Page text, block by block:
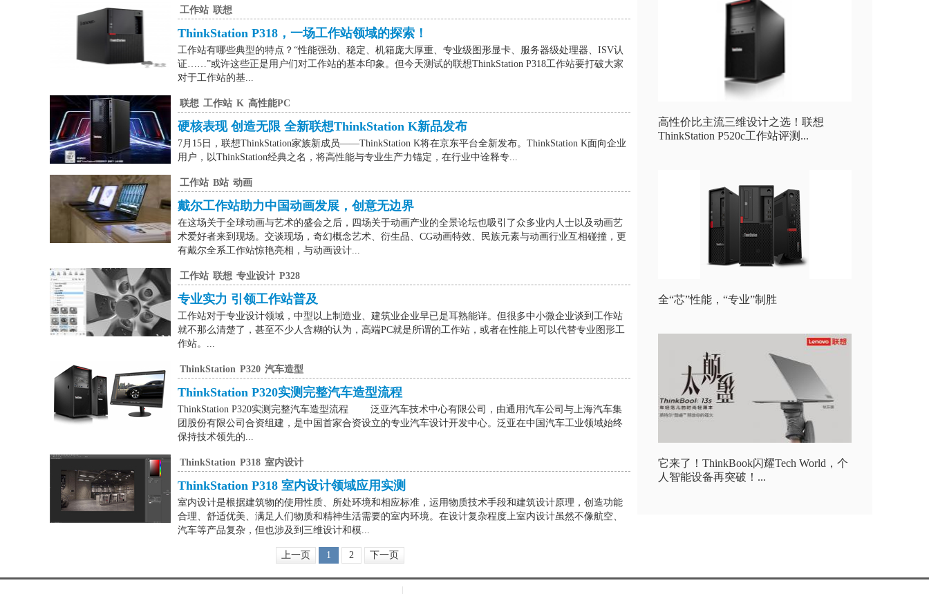
工作站 联想
ThinkStation P318，一场工作站领域的探索！
工作站有哪些典型的特点？“性能强劲、稳定、机箱庞大厚重、专业级图形显卡、服务器级处理器、ISV认
证……”或许这些正是用户们对工作站的基本印象。但今天测试的联想ThinkStation P318工作站要打破大家
对于工作站的基...
联想 工作站 K 高性能PC
硬核表现 创造无限 全新联想ThinkStation K新品发布
7月15日，联想ThinkStation家族新成员——ThinkStation K将在京东平台全新发布。ThinkStation K面向企业
用户，以ThinkStation经典之名，将高性能与专业生产力锚定，在行业中诠释专...
工作站 B站 动画
戴尔工作站助力中国动画发展，创意无边界
在这场关于全球动画与艺术的盛会之后，四场关于动画产业的全景论坛也吸引了众多业内人士以及动画艺
术爱好者来到现场。交谈现场，奇幻概念艺术、衍生品、CG动画特效、民族元素与动画行业互相碰撞，更
有戴尔全系工作站惊艳亮相，与动画设计...
工作站 联想 专业设计 P328
专业实力 引领工作站普及
工作站对于专业设计领域，中型以上制造业、建筑业企业早已是耳熟能详。但很多中小微企业谈到工作站
就不那么清楚了，甚至不少人含糊的认为，高端PC就是所谓的工作站，或者在性能上可以代替专业图形工
作站。...
ThinkStation P320 汽车造型
ThinkStation P320实测完整汽车造型流程
ThinkStation P320实测完整汽车造型流程 泛亚汽车技术中心有限公司，由通用汽车公司与上海汽车集
团股份有限公司合资组建，是中国首家合资设立的专业汽车设计开发中心。泛亚在中国汽车工业领域始终
保持技术领先的...
ThinkStation P318 室内设计
ThinkStation P318 室内设计领域应用实测
室内设计是根据建筑物的使用性质、所处环境和相应标准，运用物质技术手段和建筑设计原理，创造功能
合理、舒适优美、满足人们物质和精神生活需要的室内环境。在设计复杂程度上室内设计虽然不像航空、
汽车等产品复杂，但也涉及到三维设计和模...
上一页 1 2 下一页
高性价比主流三维设计之选！联想
ThinkStation P520c工作站评测...
全“芯”性能，“专业”制胜
它来了！ThinkBook闪耀Tech World，个
人智能设备再突破！...